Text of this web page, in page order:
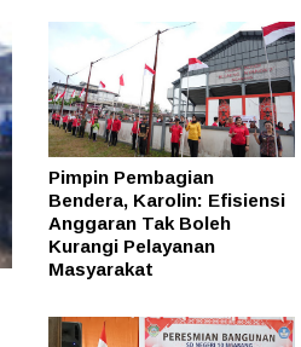
Pimpin Pembagian
Bendera, Karolin: Efisiensi
Anggaran Tak Boleh
Kurangi Pelayanan
Masyarakat